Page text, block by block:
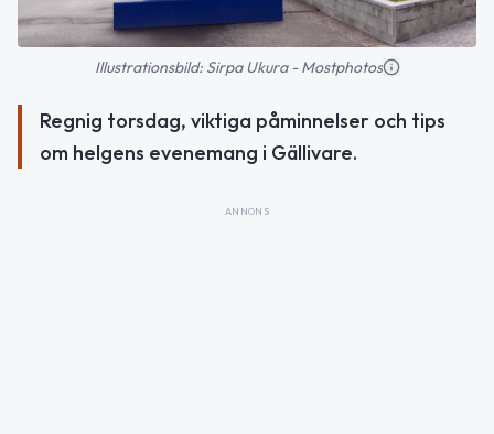
Illustrationsbild: Sirpa Ukura - Mostphotos
Regnig torsdag, viktiga påminnelser och tips
om helgens evenemang i Gällivare.
ANNONS